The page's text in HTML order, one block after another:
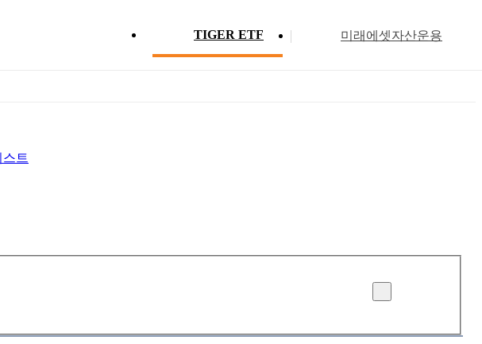
TIGER ETF 미래에셋자산운용
트
ETF 분배금 현황
삭제